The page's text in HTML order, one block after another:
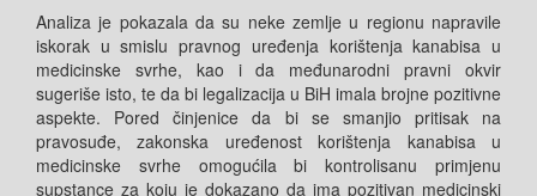
Analiza je pokazala da su neke zemlje u regionu napravile
iskorak u smislu pravnog uređenja korištenja kanabisa u
medicinske svrhe, kao i da međunarodni pravni okvir
sugeriše isto, te da bi legalizacija u BiH imala brojne pozitivne
aspekte. Pored činjenice da bi se smanjio pritisak na
pravosuđe, zakonska uređenost korištenja kanabisa u
medicinske svrhe omogućila bi kontrolisanu primjenu
supstance za koju je dokazano da ima pozitivan medicinski